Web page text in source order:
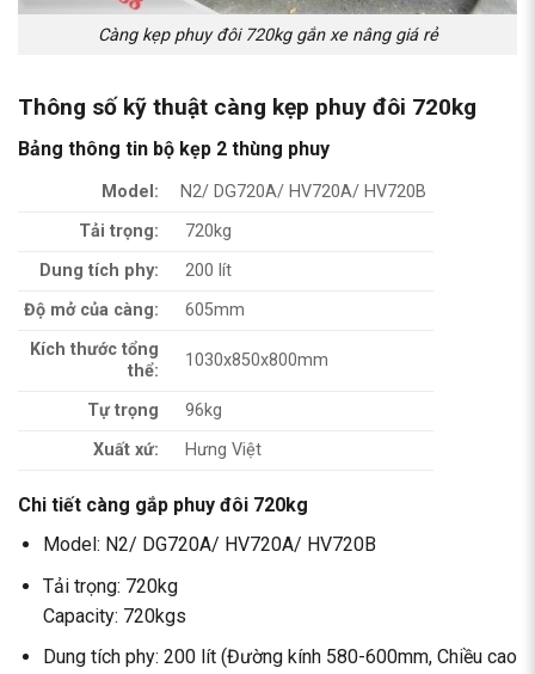
Càng kẹp phuy đôi 720kg gắn xe nâng giá rẻ
Thông số kỹ thuật càng kẹp phuy đôi 720kg
Bảng thông tin bộ kẹp 2 thùng phuy
Model:
N2/ DG720A/ HV720A/ HV720B
Tải trọng:
720kg
Dung tích phy:
200 lít
Độ mở của càng:
605mm
Kích thước tổng
thể:
1030x850x800mm
Tự trọng
96kg
Xuất xứ:
Hưng Việt
Chi tiết càng gắp phuy đôi 720kg
Model: N2/ DG720A/ HV720A/ HV720B
Tải trọng: 720kg
Capacity: 720kgs
Dung tích phy: 200 lít (Đường kính 580-600mm, Chiều cao